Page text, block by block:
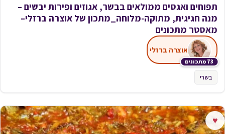
תפוחים ואגסים ממולאים בבשר, אגוזים ופירות יבשים –
מנה חגיגית, מתוקה-מלוחה_מתכון של אוצרה ברזלי–
מאסטר מתכונים
73 מתכונים
אוצרה ברזלי
בשרי
♥